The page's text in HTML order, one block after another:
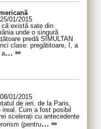
01/2015
există sate din
unde o singură
predă SIMULTAN
clase: pregătitoare, I, a
a… ∞
01/2015
de ieri, de la Paris,
ireal. Cum a fost posibil
scelerați cu antecedente
(pentru… ∞